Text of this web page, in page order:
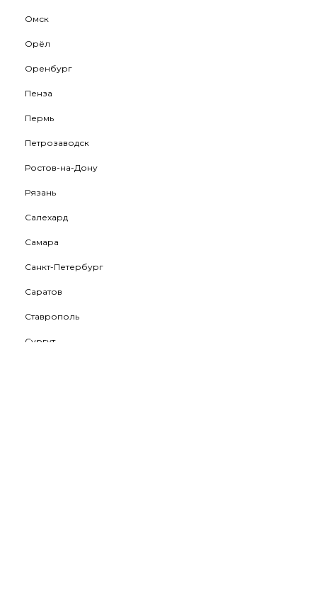
Омск
Орёл
Оренбург
Пенза
Пермь
Петрозаводск
Ростов-на-Дону
Рязань
Салехард
Самара
Санкт-Петербург
Саратов
Ставрополь
Сургут